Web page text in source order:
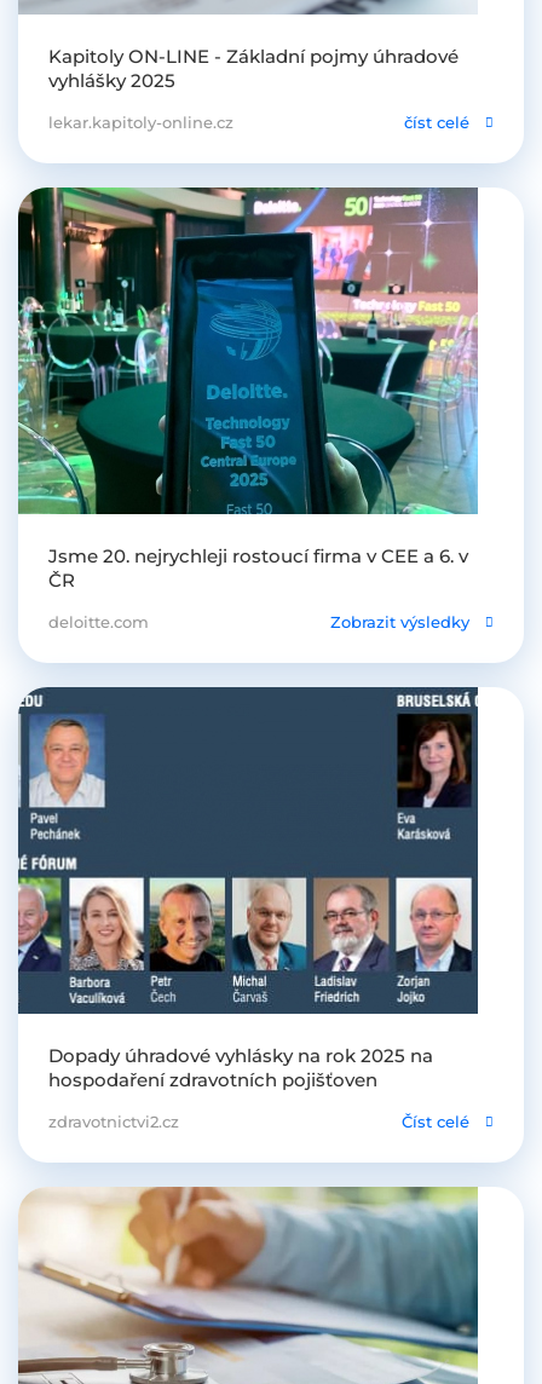
Kapitoly ON-LINE - Základní pojmy úhradové
vyhlášky 2025
lekar.kapitoly-online.cz číst celé
Jsme 20. nejrychleji rostoucí firma v CEE a 6. v
ČR
deloitte.com Zobrazit výsledky
Dopady úhradové vyhlásky na rok 2025 na
hospodaření zdravotních pojišťoven
zdravotnictvi2.cz Číst celé